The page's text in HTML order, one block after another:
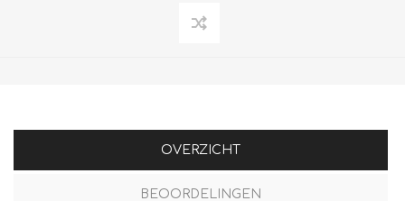
OVERZICHT
BEOORDELINGEN